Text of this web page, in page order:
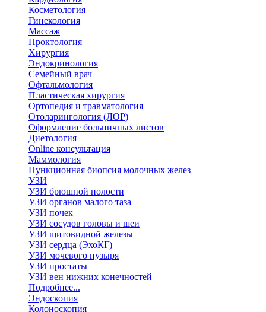
Косметология
Гинекология
Массаж
Проктология
Хирургия
Эндокринология
Семейный врач
Офтальмология
Пластическая хирургия
Ортопедия и травматология
Отоларингология (ЛОР)
Оформление больничных листов
Диетология
Online консультация
Маммология
Пункционная биопсия молочных желез
УЗИ
УЗИ брюшной полости
УЗИ органов малого таза
УЗИ почек
УЗИ сосудов головы и шеи
УЗИ щитовидной железы
УЗИ сердца (ЭхоКГ)
УЗИ мочевого пузыря
УЗИ простаты
УЗИ вен нижних конечностей
Подробнее...
Эндоскопия
Колоноскопия